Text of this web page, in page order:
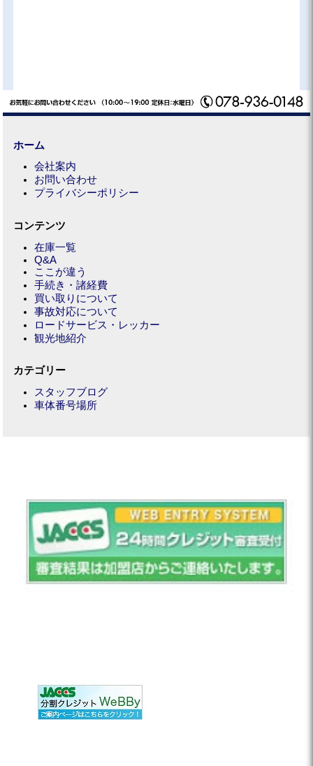
ホーム
会社案内
お問い合わせ
プライバシーポリシー
コンテンツ
在庫一覧
Q&A
ここが違う
手続き・諸経費
買い取りについて
事故対応について
ロードサービス・レッカー
観光地紹介
カテゴリー
スタッフブログ
車体番号場所